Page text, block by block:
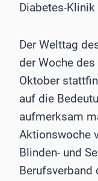
Diabetes-
Der Welttag
der Woche
Oktober
auf die
aufmerksam
Aktionswoche
Blinden- und
Berufsverband